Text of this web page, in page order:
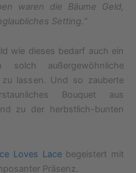
waren die Bäume Geld,
Setting.“
wie dieses bedarf auch ein
solch außergewöhnliche
zu lassen. Und so zauberte
Bouquet aus
zu der herbstlich-bunten
Loves Lacebegeistert mit
Präsenz.